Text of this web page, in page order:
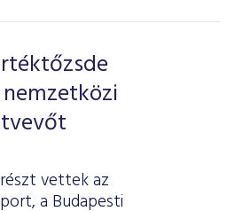
vettek az
a Budapesti